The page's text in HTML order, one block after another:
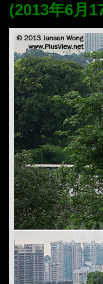
(2013年6月